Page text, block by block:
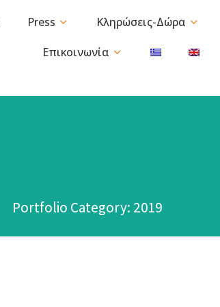
Press
Κληρώσεις-Δώρα
Επικοινωνία
Portfolio Category: 2019